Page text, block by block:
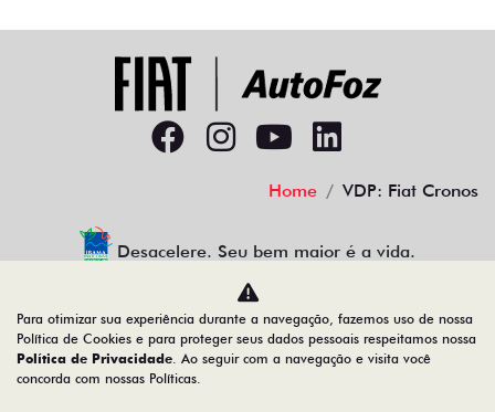
Home VDP: Fiat Cronos
Desacelere. Seu bem maior é a vida.
AUTOFOZ VEICULOS LTDA
77.307.650/0001-09
Para otimizar sua experiência durante a navegação, fazemos uso de nossa
Política de Cookies e para proteger seus dados pessoais respeitamos nossa
Política de Privacidade. Ao seguir com a navegação e visita você
concorda com nossas Políticas.